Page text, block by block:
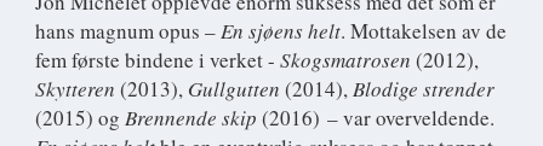
hans magnum opus –En sjøens helt. Mottakelsen av de
fem første bindene i verket - Skogsmatrosen (2012),
Skytteren (2013), Gullgutten (2014),Blodige strender
(2015) og Brennende skip (2016) – var overveldende.